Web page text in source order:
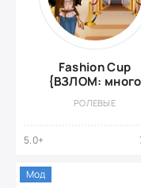
Fashion Cup
{ВЗЛОМ: много
камней}
РОЛЕВЫЕ
5.0+
Мод